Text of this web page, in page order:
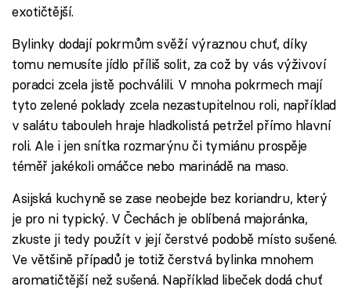
exotičtější.
Bylinky dodají pokrmům svěží výraznou chuť, díky
tomu nemusíte jídlo příliš solit, za což by vás výživoví
poradci zcela jistě pochválili. V mnoha pokrmech mají
tyto zelené poklady zcela nezastupitelnou roli, například
v salátu tabouleh hraje hladkolistá petržel přímo hlavní
roli. Ale i jen snítka rozmarýnu či tymiánu prospěje
téměř jakékoli omáčce nebo marinádě na maso.
Asijská kuchyně se zase neobejde bez koriandru, který
je pro ni typický. V Čechách je oblíbená majoránka,
zkuste ji tedy použít v její čerstvé podobě místo sušené.
Ve většině případů je totiž čerstvá bylinka mnohem
aromatičtější než sušená. Například libeček dodá chuť